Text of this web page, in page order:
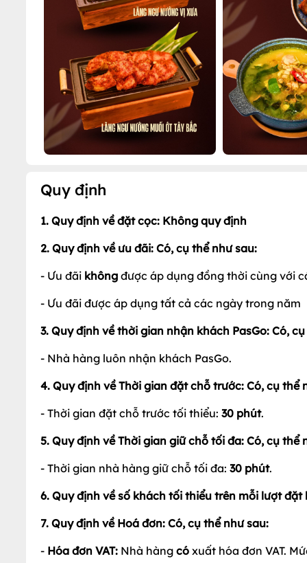
Quy định
1. Quy định về đặt cọc: Không quy định
2. Quy định về ưu đãi: Có, cụ thể như sau:
- Ưu đãi không được áp dụng đồng thời cùng với
- Ưu đãi được áp dụng tất cả các ngày trong năm
3. Quy định về thời gian nhận khách PasGo: Có,
- Nhà hàng luôn nhận khách PasGo.
4. Quy định về Thời gian đặt chỗ trước: Có, cụ thể
- Thời gian đặt chỗ trước tối thiểu: 30 phút.
5. Quy định về Thời gian giữ chỗ tối đa: Có, cụ thể
- Thời gian nhà hàng giữ chỗ tối đa: 30 phút.
6. Quy định về số khách tối thiểu trên mỗi lượt
7. Quy định về Hoá đơn: Có, cụ thể như sau:
- Hóa đơn VAT: Nhà hàng có xuất hóa đơn VAT.